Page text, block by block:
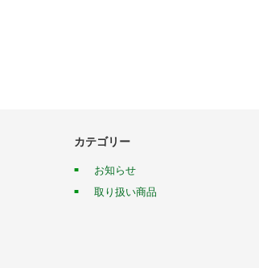
カテゴリー
お知らせ
取り扱い商品